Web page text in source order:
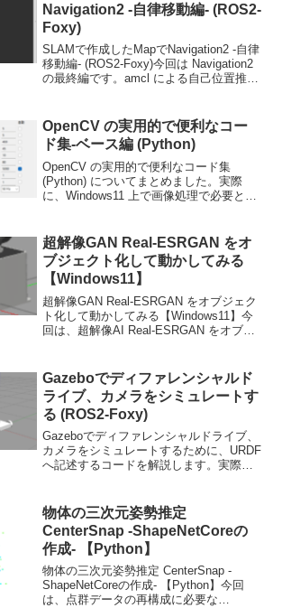
Navigation2 -自律移動編- (ROS2-
Foxy)
SLAMで作成したMapでNavigation2 -自律
移動編- (ROS2-Foxy)今回は Navigation2
の最終編です。amcl による自己位置推定
OpenCV の実用的で便利なコー
ド集-ベース編 (Python)
OpenCV の実用的で便利なコード集
(Python) についてまとめました。実際
に、Windows11 上で画像処理で必要とな
超解像GAN Real-ESRGAN をオ
ブジェクト化して動かしてみる
【Windows11】
超解像GAN Real-ESRGAN をオブジェク
ト化して動かしてみる【Windows11】今
回は、超解像AI Real-ESRGAN をオブジ
Gazeboでディファレンシャルド
ライブ、カメラをシミュレートす
る (ROS2-Foxy)
Gazeboでディファレンシャルドライブ、
カメラをシミュレートするために、URDF
へ記述するコードを解説します。実際
物体の三次元姿勢推定
CenterSnap -ShapeNetCoreの
作成- 【Python】
物体の三次元姿勢推定 CenterSnap -
ShapeNetCoreの作成- 【Python】今回
は、点群データの再構成に必要な